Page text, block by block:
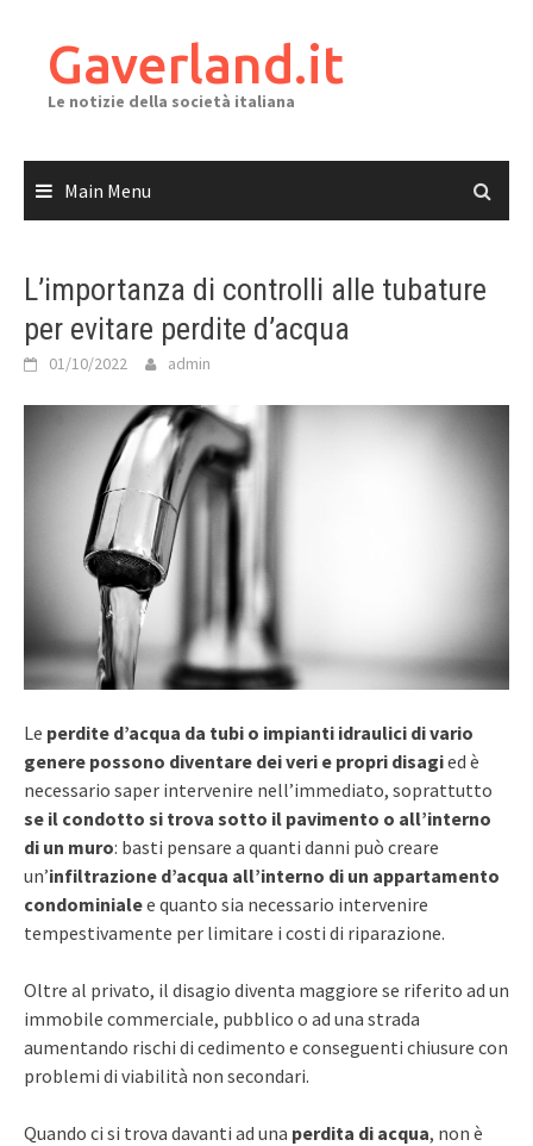
contentGaverland.it
Le notizie della società italiana
Main Menu
L’importanza di controlli alle tubature
per evitare perdite d’acqua
01/10/2022 admin
Le perdite d’acqua da tubi o impianti idraulici di vario
genere possono diventare dei veri e propri disagied è
necessario saper intervenire nell’immediato, soprattutto
se il condotto si trova sotto il pavimento o all’interno
di un muro: basti pensare a quanti danni può creare
un’infiltrazione d’acqua all’interno di un appartamento
condominialee quanto sia necessario intervenire
tempestivamente per limitare i costi di riparazione.
Oltre al privato, il disagio diventa maggiore se riferito ad un
immobile commerciale, pubblico o ad una strada
aumentando rischi di cedimento e conseguenti chiusure con
problemi di viabilità non secondari.
Quando ci si trova davanti ad una perdita di acqua, non è